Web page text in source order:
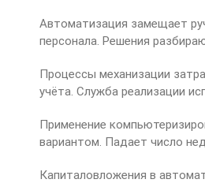
Автоматизация замещает
персонала. Решения
Процессы механизации
учёта. Служба реализации
Применение
вариантом. Падает число
Капиталовложения в